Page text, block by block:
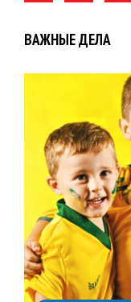
ВАЖНЫЕ ДЕЛА